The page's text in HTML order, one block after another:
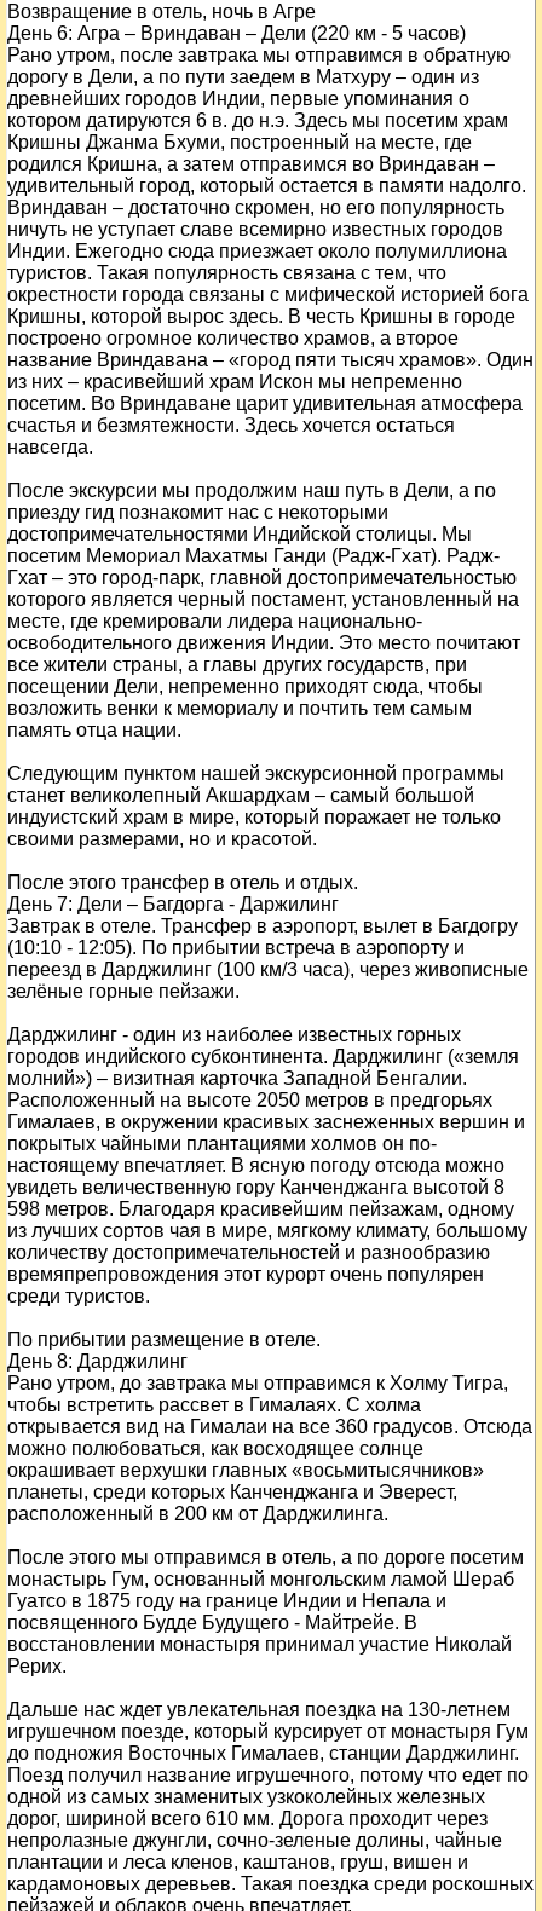
Возвращение в отель, ночь в Агре
День 6: Агра – Вриндаван – Дели (220 км - 5 часов)
Рано утром, после завтрака мы отправимся в обратную
дорогу в Дели, а по пути заедем в Матхуру – один из
древнейших городов Индии, первые упоминания о
котором датируются 6 в. до н.э. Здесь мы посетим храм
Кришны Джанма Бхуми, построенный на месте, где
родился Кришна, а затем отправимся во Вриндаван –
удивительный город, который остается в памяти надолго.
Вриндаван – достаточно скромен, но его популярность
ничуть не уступает славе всемирно известных городов
Индии. Ежегодно сюда приезжает около полумиллиона
туристов. Такая популярность связана с тем, что
окрестности города связаны с мифической историей бога
Кришны, которой вырос здесь. В честь Кришны в городе
построено огромное количество храмов, а второе
название Вриндавана – «город пяти тысяч храмов». Один
из них – красивейший храм Искон мы непременно
посетим. Во Вриндаване царит удивительная атмосфера
счастья и безмятежности. Здесь хочется остаться
навсегда.
После экскурсии мы продолжим наш путь в Дели, а по
приезду гид познакомит нас с некоторыми
достопримечательностями Индийской столицы. Мы
посетим Мемориал Махатмы Ганди (Радж-Гхат). Радж-
Гхат – это город-парк, главной достопримечательностью
которого является черный постамент, установленный на
месте, где кремировали лидера национально-
освободительного движения Индии. Это место почитают
все жители страны, а главы других государств, при
посещении Дели, непременно приходят сюда, чтобы
возложить венки к мемориалу и почтить тем самым
память отца нации.
Следующим пунктом нашей экскурсионной программы
станет великолепный Акшардхам – самый большой
индуистский храм в мире, который поражает не только
своими размерами, но и красотой.
После этого трансфер в отель и отдых.
День 7: Дели – Багдорга - Даржилинг
Завтрак в отеле. Трансфер в аэропорт, вылет в Багдогру
(10:10 - 12:05). По прибытии встреча в аэропорту и
переезд в Дарджилинг (100 км/3 часа), через живописные
зелёные горные пейзажи.
Дарджилинг - один из наиболее известных горных
городов индийского субконтинента. Дарджилинг («земля
молний») – визитная карточка Западной Бенгалии.
Расположенный на высоте 2050 метров в предгорьях
Гималаев, в окружении красивых заснеженных вершин и
покрытых чайными плантациями холмов он по-
настоящему впечатляет. В ясную погоду отсюда можно
увидеть величественную гору Канченджанга высотой 8
598 метров. Благодаря красивейшим пейзажам, одному
из лучших сортов чая в мире, мягкому климату, большому
количеству достопримечательностей и разнообразию
времяпрепровождения этот курорт очень популярен
среди туристов.
По прибытии размещение в отеле.
День 8: Дарджилинг
Рано утром, до завтрака мы отправимся к Холму Тигра,
чтобы встретить рассвет в Гималаях. С холма
открывается вид на Гималаи на все 360 градусов. Отсюда
можно полюбоваться, как восходящее солнце
окрашивает верхушки главных «восьмитысячников»
планеты, среди которых Канченджанга и Эверест,
расположенный в 200 км от Дарджилинга.
После этого мы отправимся в отель, а по дороге посетим
монастырь Гум, основанный монгольским ламой Шераб
Гуатсо в 1875 году на границе Индии и Непала и
посвященного Будде Будущего - Майтрейе. В
восстановлении монастыря принимал участие Николай
Рерих.
Дальше нас ждет увлекательная поездка на 130-летнем
игрушечном поезде, который курсирует от монастыря Гум
до подножия Восточных Гималаев, станции Дарджилинг.
Поезд получил название игрушечного, потому что едет по
одной из самых знаменитых узкоколейных железных
дорог, шириной всего 610 мм. Дорога проходит через
непролазные джунгли, сочно-зеленые долины, чайные
плантации и леса кленов, каштанов, груш, вишен и
кардамоновых деревьев. Такая поездка среди роскошных
пейзажей и облаков очень впечатляет.